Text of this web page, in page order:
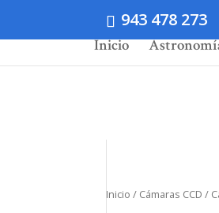
943 478 273
Inicio
Inicio / Cámaras CCD /